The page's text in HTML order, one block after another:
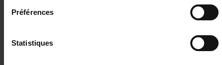
Préférences
Statistiques